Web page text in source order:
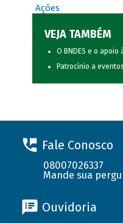
Ações
VEJA TAMBÉM
O BNDES e o apoio
Patrocínio a
Fale Conosco
08007026337
Mande sua
Ouvidoria